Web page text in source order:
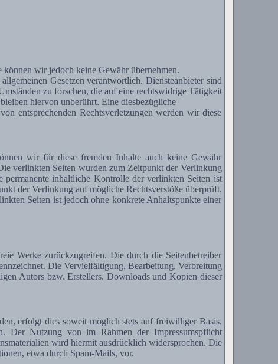
wir jedoch keine Gewähr übernehmen.
Gesetzen verantwortlich. Diensteanbietersind
zu forschen, die auf eine rechtswidrige Tätigkeit
hiervon unberührt. Eine diesbezügliche
entsprechenden Rechtsverletzungen werden wir diese
wir für diese fremden Inhalte auch keine Gewähr
verlinkten Seiten wurden zum Zeitpunkt der Verlinkung
inhaltliche Kontrolle der verlinkten Seiten ist
der Verlinkung auf mögliche Rechtsverstöße überprüft.
Seiten ist jedoch ohne konkrete Anhaltspunkte einer
Werke zurückzugreifen. Die durch die Seitenbetreiber
Die Vervielfältigung, Bearbeitung, Verbreitung
Autors bzw.Erstellers. Downloads und Kopien dieser
erfolgt dies soweit möglich stets auf freiwilliger Basis.
Der Nutzung von im Rahmen der Impressumspflicht
wird hiermit ausdrücklich widersprochen. Die
etwa durch Spam-Mails, vor.